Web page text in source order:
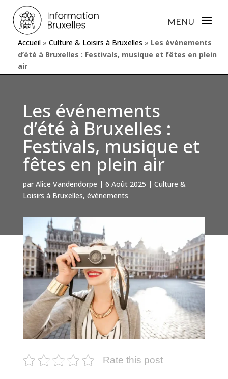
Accueil » Culture & Loisirs à Bruxelles » Les événements
d’été à Bruxelles : Festivals, musique et fêtes en plein
air
Les événements
d’été à Bruxelles :
Festivals, musique et
fêtes en plein air
par Alice Vandendorpe | 6 Août 2025 | Culture &
Loisirs à Bruxelles, événements
Rate this post